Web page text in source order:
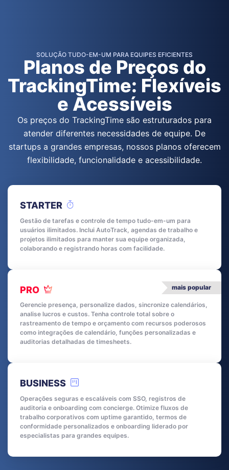
SOLUÇÃO TUDO-EM-UM PARA EQUIPES EFICIENTES
Planos de Preços do
TrackingTime: Flexíveis
e Acessíveis
Os preços do TrackingTime são estruturados para
atender diferentes necessidades de equipe. De
startups a grandes empresas, nossos planos oferecem
flexibilidade, funcionalidade e acessibilidade.
STARTER
Gestão de tarefas e controle de tempo tudo-em-um para
usuários ilimitados. Inclui AutoTrack, agendas de trabalho e
projetos ilimitados para manter sua equipe organizada,
colaborando e registrando horas com facilidade.
PRO
Gerencie presença, personalize dados, sincronize calendários,
analise lucros e custos. Tenha controle total sobre o
rastreamento de tempo e orçamento com recursos poderosos
como integrações de calendário, funções personalizadas e
auditorias detalhadas de timesheets.
mais popular
BUSINESS
Operações seguras e escaláveis com SSO, registros de
auditoria e onboarding com concierge. Otimize fluxos de
trabalho corporativos com uptime garantido, termos de
conformidade personalizados e onboarding liderado por
especialistas para grandes equipes.